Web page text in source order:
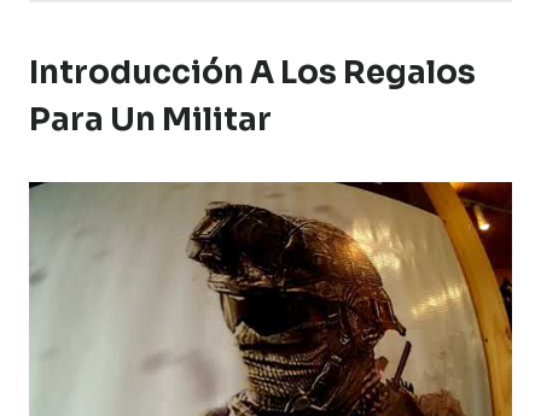
Introducción A Los Regalos
Para Un Militar